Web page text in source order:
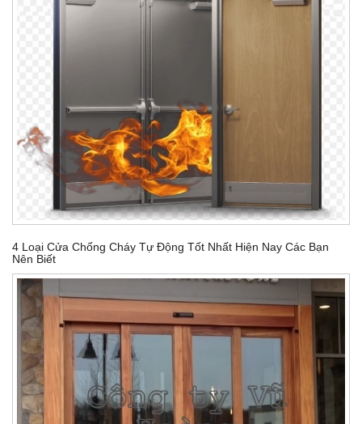
4 Loại Cửa Chống Cháy Tự Động Tốt Nhất Hiện Nay Các Bạn
Nên Biết